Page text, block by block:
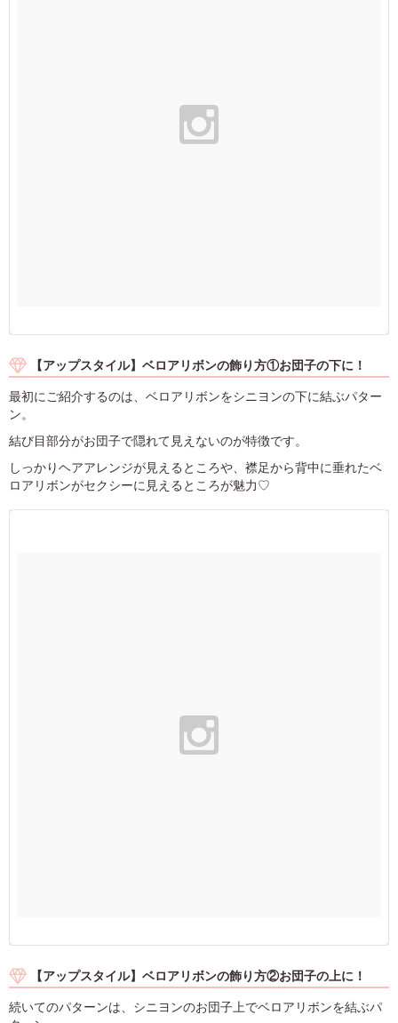
【アップスタイル】ベロアリボンの飾り方①お団子の下に！
最初にご紹介するのは、ベロアリボンをシニヨンの下に結ぶパター
ン。
結び目部分がお団子で隠れて見えないのが特徴です。
しっかりヘアアレンジが見えるところや、襟足から背中に垂れたベ
ロアリボンがセクシーに見えるところが魅力♡
【アップスタイル】ベロアリボンの飾り方②お団子の上に！
続いてのパターンは、シニヨンのお団子上でベロアリボンを結ぶパ